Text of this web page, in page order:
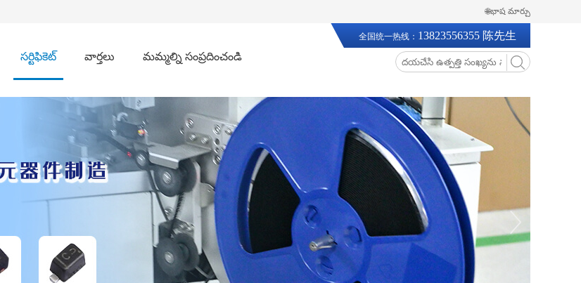
🌐భాష మార్చు
సర్టిఫికెట్ వార్తలు మమ్మల్ని సంప్రదించండి
全国统一热线： 13823556355 陈先生